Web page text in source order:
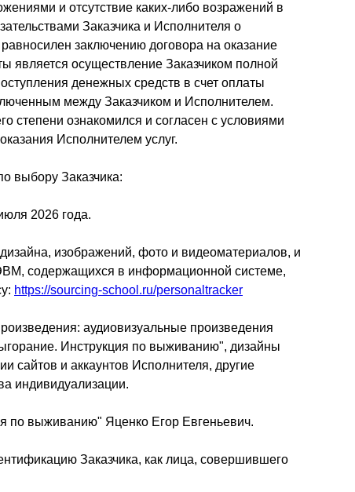
и отсутствие каких-либо возражений в
Заказчика и Исполнителя о
заключению договора на оказание
является осуществление Заказчиком полной
денежных средств в счет оплаты
между Заказчиком и Исполнителем.
степени ознакомился и согласен с условиями
Исполнителем услуг.
выбору Заказчика:
2026 года.
изображений, фото и видеоматериалов, и
содержащихся в информационной системе,
https://sourcing-school.ru/personaltracker
аудиовизуальные произведения
Инструкция по выживанию", дизайны
сайтов и аккаунтов Исполнителя, другие
индивидуализации.
по выживанию" Яценко Егор Евгеньевич.
Заказчика, как лица, совершившего